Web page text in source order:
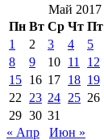
Май 2017
Пн Вт Ср Чт Пт
1
2 3 4 5
8
9 10 11 12
15 16 17 18 19
22
23 24 25 26
29 30 31
« Апр
Июн »